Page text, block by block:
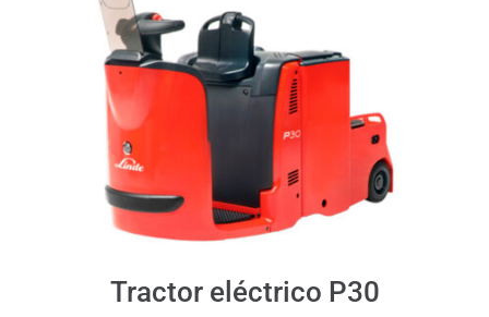
Tractor eléctrico P30